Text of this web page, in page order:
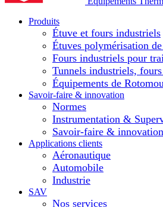
Produits
Étuve et fours industriels
Étuves polymérisation
Fours industriels pour
Tunnels industriels,
Équipements de
Savoir-faire & innovation
Normes
Instrumentation &
Savoir-faire & innovation
Applications clients
Aéronautique
Automobile
Industrie
SAV
Nos services